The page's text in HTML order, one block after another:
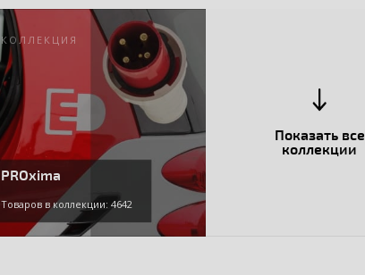
КОЛЛЕКЦИЯ
PROxima
Товаров в коллекции: 4642
Показать все
коллекции